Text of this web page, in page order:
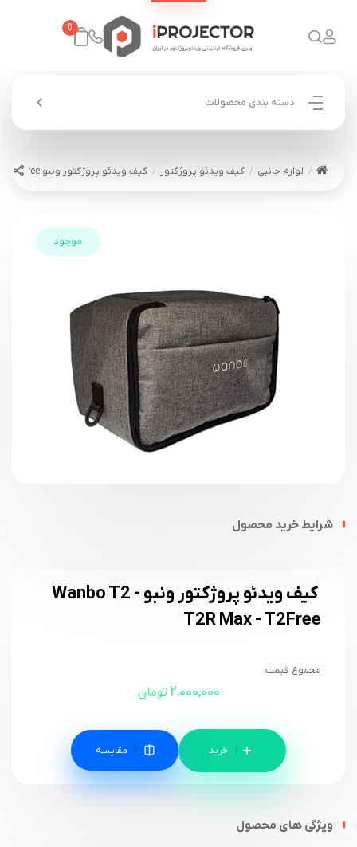
0
دسته بندی محصولات
لوازم جانبی کیف ویدئو پروژکتور کیف ویدئو پروژکتور ونبو Wanbo T2 -T2R Max - T2Free
موجود
شرایط خرید محصول
کیف ویدئو پروژکتور ونبو Wanbo T2 -
T2R Max - T2Free
مجموع قیمت
2,000,000 تومان
مقایسه
ویژگی های محصول